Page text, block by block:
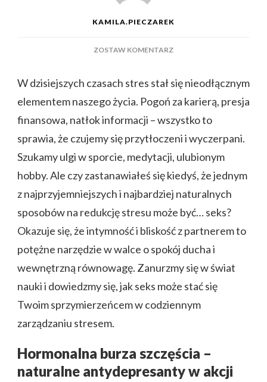
KAMILA.PIECZAREK
ZOSTAW KOMENTARZDO
TO
DOBRY
NA
STRES?
MOC
INTYMNOŚCI
WALCE
O
DUCHA!
W dzisiejszych czasach stres stał się nieodłącznym
elementem naszego życia. Pogoń za karierą, presja
finansowa, natłok informacji – wszystko to
sprawia, że czujemy się przytłoczeni i wyczerpani.
Szukamy ulgi w sporcie, medytacji, ulubionym
hobby. Ale czy zastanawiałeś się kiedyś, że jednym
z najprzyjemniejszych i najbardziej naturalnych
sposobów na redukcję stresu może być… seks?
Okazuje się, że intymność i bliskość z partnerem to
potężne narzędzie w walce o spokój ducha i
wewnętrzną równowagę. Zanurzmy się w świat
nauki i dowiedzmy się, jak seks może stać się
Twoim sprzymierzeńcem w codziennym
zarządzaniu stresem.
Hormonalna burza szczęścia –
naturalne antydepresanty w akcji